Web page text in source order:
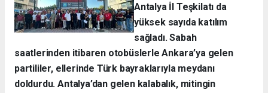
Antalya İl Teşkilatı da
yüksek sayıda katılım
sağladı. Sabah
saatlerinden itibaren otobüslerle Ankara’ya gelen
partililer, ellerinde Türk bayraklarıyla meydanı
doldurdu. Antalya’dan gelen kalabalık, mitingin